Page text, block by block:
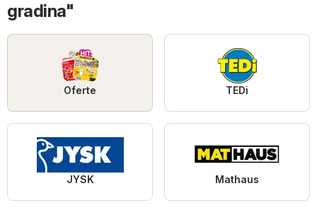
gradina"
Oferte TEDi
JYSK Mathaus